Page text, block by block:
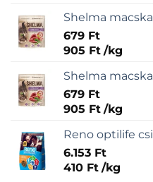
Shelma
679 Ft
905 Ft /kg
Shelma
679 Ft
905 Ft /kg
Reno optilife
6.153 Ft
410 Ft /kg